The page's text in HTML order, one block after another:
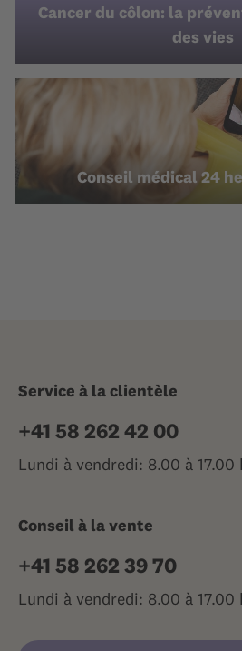
Cancer du côlon: la
des vies
Conseil médical 24
Service à la clientèle
+41 58 262 42 00
Lundi à vendredi: 8.00 à 17.00
Conseil à la vente
+41 58 262 39 70
Lundi à vendredi: 8.00 à 17.00